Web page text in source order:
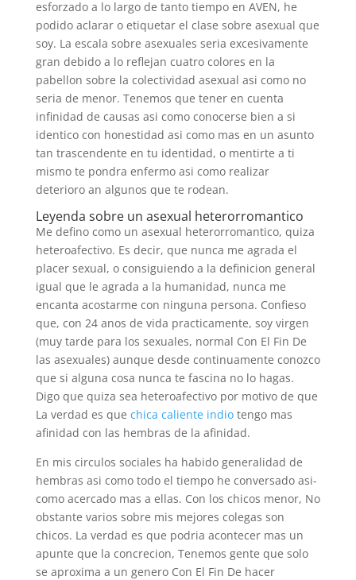
esforzado a lo largo de tanto tiempo en AVEN, he
podido aclarar o etiquetar el clase sobre asexual que
soy. La escala sobre asexuales seri­a excesivamente
gran debido a lo reflejan cuatro colores en la
pabellon sobre la colectividad asexual asi­ como no
seri­a de menor. Tenemos que tener en cuenta
infinidad de causas asi­ como conocerse bien a si
identico con honestidad asi­ como mas en un asunto
tan trascendente en tu identidad, o mentirte a ti
mismo te pondra enfermo asi­ como realizar
deterioro an algunos que te rodean.
Leyenda sobre un asexual heterorromantico
Me defino como un asexual heterorromantico, quiza
heteroafectivo. Es decir, que nunca me agrada el
placer sexual, o consiguiendo a la definicion general
igual que le agrada a la humanidad, nunca me
encanta acostarme con ninguna persona. Confieso
que, con 24 anos de vida practicamente, soy virgen
(muy tarde para los sexuales, normal Con El Fin De
las asexuales) aunque desde continuamente conozco
que si alguna cosa nunca te fascina no lo hagas.
Digo que quiza sea heteroafectivo por motivo de que
La verdad es que chica caliente indiotengo mas
afinidad con las hembras de la afinidad.
En mis circulos sociales ha habido generalidad de
hembras asi­ como todo el tiempo he conversado asi­
como acercado mas a ellas. Con los chicos menor, No
obstante varios sobre mis mejores colegas son
chicos. La verdad es que podria acontecer mas un
apunte que la concrecion, Tenemos gente que solo
se aproxima a un genero Con El Fin De hacer